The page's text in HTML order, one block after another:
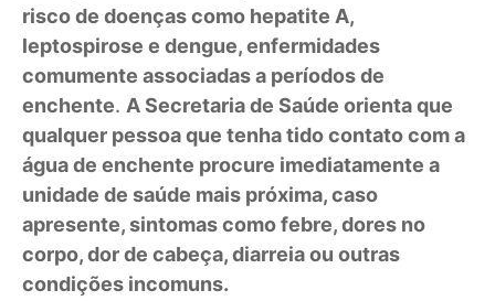
risco de doenças como hepatite A,
leptospirose e dengue, enfermidades
comumente associadas a períodos de
enchente. A Secretaria de Saúde orienta que
qualquer pessoa que tenha tido contato com a
água de enchente procure imediatamente a
unidade de saúde mais próxima, caso
apresente, sintomas como febre, dores no
corpo, dor de cabeça, diarreia ou outras
condições incomuns.